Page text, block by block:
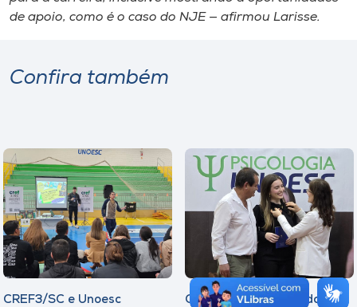
de apoio, como é o caso do NJE — afirmou Larisse.
Confira também
CREF3/SC e Unoesc
Curso de Psicologia da